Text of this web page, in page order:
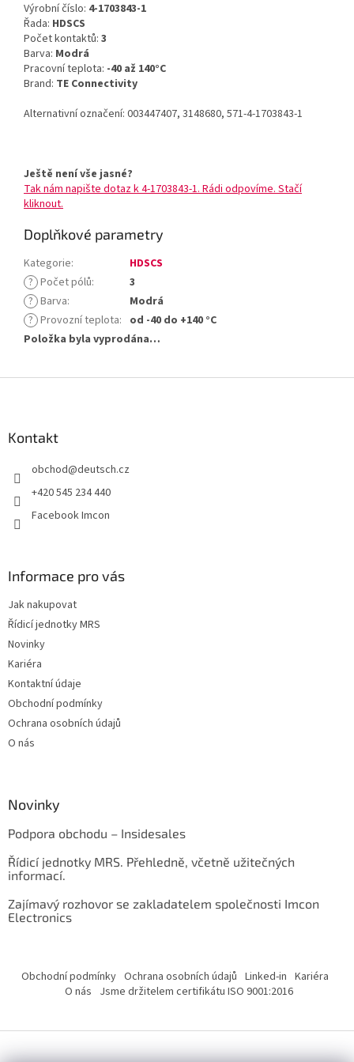
Výrobní číslo: 4-1703843-1
Řada: HDSCS
Počet kontaktů: 3
Barva: Modrá
Pracovní teplota: -40 až 140°C
Brand: TE Connectivity
Alternativní označení: 003447407, 3148680, 571-4-1703843-1
Ještě není vše jasné?
Tak nám napište dotaz k 4-1703843-1. Rádi odpovíme. Stačí
kliknout.
Doplňkové parametry
Kategorie:
HDSCS
? Počet pólů:
3
? Barva:
Modrá
? Provozní teplota: od -40 do +140 °C
Položka byla vyprodána…
Kontakt
obchod@deutsch.cz
+420 545 234 440
Facebook Imcon
Informace pro vás
Jak nakupovat
Řídicí jednotky MRS
Novinky
Kariéra
Kontaktní údaje
Obchodní podmínky
Ochrana osobních údajů
O nás
Novinky
Podpora obchodu – Insidesales
Řídicí jednotky MRS. Přehledně, včetně užitečných
informací.
Zajímavý rozhovor se zakladatelem společnosti Imcon
Electronics
Obchodní podmínky Ochrana osobních údajů Linked-in Kariéra
O nás Jsme držitelem certifikátu ISO 9001:2016